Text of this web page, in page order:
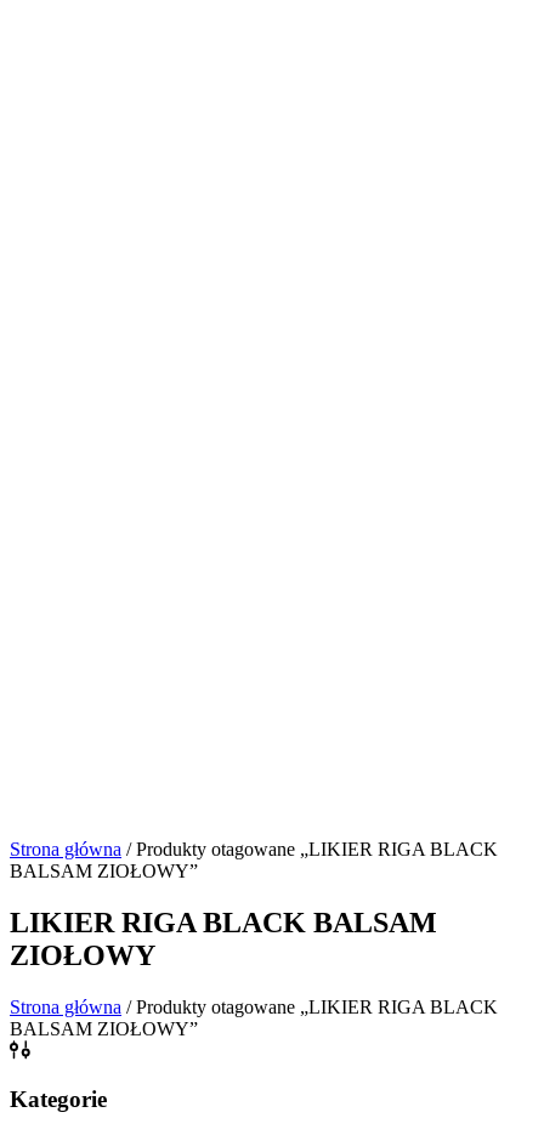
Strona główna / Produkty otagowane „LIKIER RIGA BLACK
BALSAM ZIOŁOWY”
LIKIER RIGA BLACK BALSAM
ZIOŁOWY
Strona główna / Produkty otagowane „LIKIER RIGA BLACK
BALSAM ZIOŁOWY”
Kategorie